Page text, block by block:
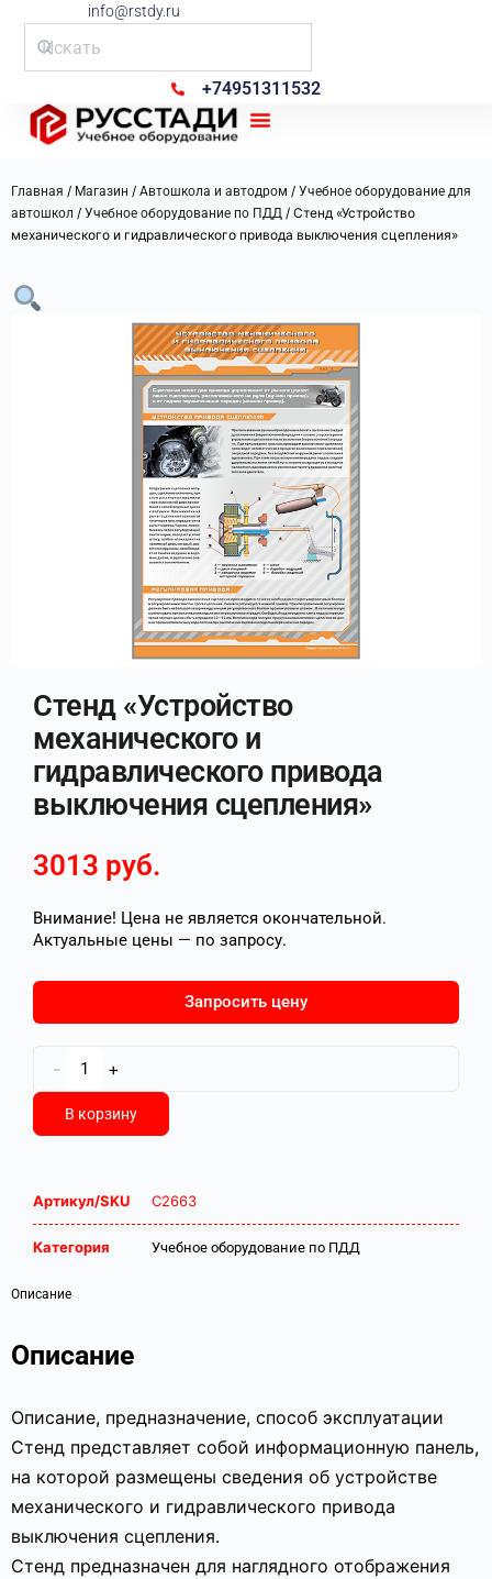
info@rstdy.ru
+74951311532
Главная / Магазин / Автошкола и автодром / Учебное оборудование для
автошкол / Учебное оборудование по ПДД / Стенд «Устройство
механического и гидравлического привода выключения сцепления»
Стенд «Устройство
механического и
гидравлического привода
выключения сцепления»
3013 руб.
Внимание! Цена не является окончательной.
Актуальные цены — по запросу.
Запросить цену
- +
В корзину
Артикул/SKU С2663
Категория Учебное оборудование по ПДД
Описание
Описание
Описание, предназначение, способ эксплуатации
Стенд представляет собой информационную панель,
на которой размещены сведения об устройстве
механического и гидравлического привода
выключения сцепления.
Стенд предназначен для наглядного отображения